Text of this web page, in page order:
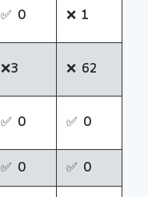
✅ 0 ❌ 1
❌3 ❌ 62
✅ 0 ✅ 0
✅ 0 ✅ 0